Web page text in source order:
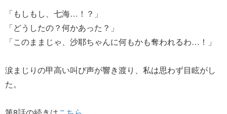
「もしもし、七海…！？」
「どうしたの？何かあった？」
「このままじゃ、沙耶ちゃんに何もかも奪われるわ…！」
涙まじりの甲高い叫び声が響き渡り、私は思わず目眩がし
た。